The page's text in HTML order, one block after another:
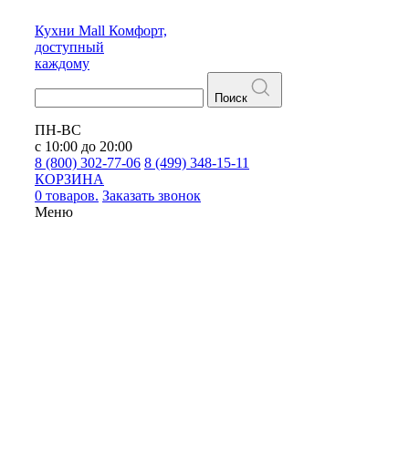
Кухни Mall Комфорт,
доступный
каждому
Поиск
ПН-ВС
с 10:00 до 20:00
8 (800) 302-77-06 8 (499) 348-15-11
КОРЗИНА
0 товаров. Заказать звонок
Меню